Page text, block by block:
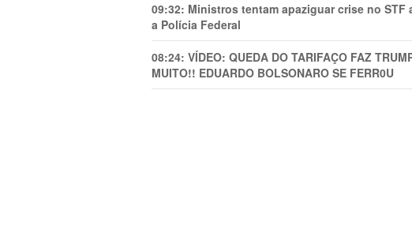
09:32: Ministros tentam apaziguar crise no
a Polícia Federal
08:24: VÍDEO: QUEDA DO TARIFAÇO FAZ
MUITO!! EDUARDO BOLSONARO SE FERR0U